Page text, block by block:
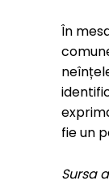
În
fie un
Sursa